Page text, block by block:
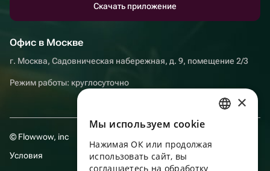
Скачать приложение
Офис в Москве
г. Москва, Садовническая набережная, д. 9, помещение 2/3
Режим работы: круглосуточно
© Flowwow, inc
Условия
ENGLISH
UKRAINIAN
×
Мы используем сookie
Нажимая ОК или продолжая
использовать сайт, вы
соглашаетесь на обработку